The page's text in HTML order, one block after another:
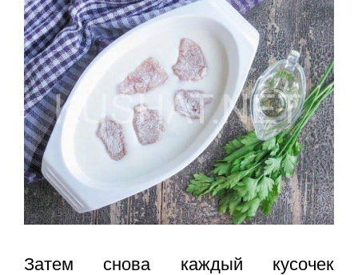
Затем снова каждый кусочек